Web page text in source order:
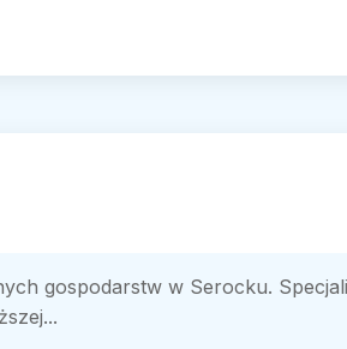
gospodarstw w Serocku.